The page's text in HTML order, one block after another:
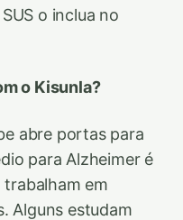
o inclua no
o Kisunla?
abre portas para
para Alzheimer é
trabalham em
Alguns estudam